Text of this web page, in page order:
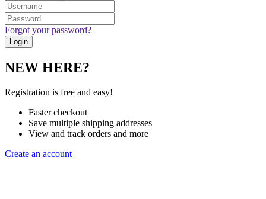
Forgot your password?
NEW HERE?
Registration is free and easy!
Faster checkout
Save multiple shipping addresses
View and track orders and more
Create an account